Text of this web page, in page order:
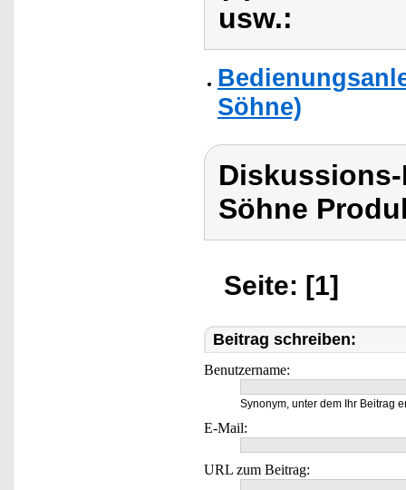
usw.:
Söhne)
Söhne
Seite: [1]
Beitrag schreiben:
Benutzername:
Synonym, unter dem Ihr Beitrag
E-Mail:
URL zum Beitrag: